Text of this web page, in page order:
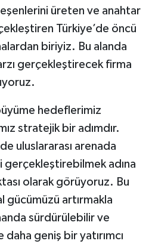
üreten ve anahtar
Türkiye’de öncü
biriyiz. Bu alanda
gerçekleştirecek firma
hedeflerimiz
stratejik bir adımdır.
uluslararası arenada
adına
olarak görüyoruz. Bu
gücümüzü artırmakla
sürdürülebilir ve
geniş bir yatırımcı